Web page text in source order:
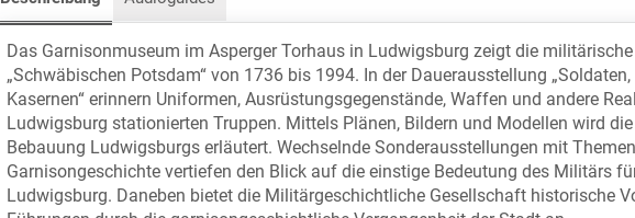
Das Garnisonmuseum im Asperger Torhaus in Ludwigsburg zeigt die
„Schwäbischen Potsdam“ von 1736 bis 1994. In der Dauerausstellung
Kasernen“ erinnern Uniformen, Ausrüstungsgegenstände, Waffen und andere
Ludwigsburg stationierten Truppen. Mittels Plänen, Bildern und Modellen wird
Bebauung Ludwigsburgs erläutert. Wechselnde Sonderausstellungen mit
Garnisongeschichte vertiefen den Blick auf die einstige Bedeutung des Militärs
Ludwigsburg. Daneben bietet die Militärgeschichtliche Gesellschaft historische